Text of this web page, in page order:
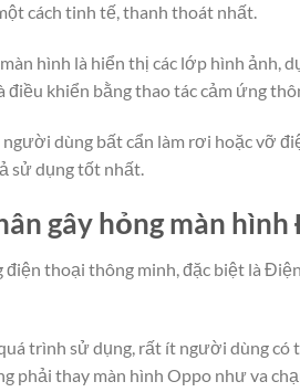
cách tinh tế, thanh thoát nhất.
hình là hiển thị các lớp hình ảnh,
khiển bằng thao tác cảm ứng
dùng bất cẩn làm rơi hoặc vỡ
sử dụng tốt nhất.
gây hỏng màn
điện thoại thông minh, đặc biệt là
trình sử dụng, rất ít người dùng
phải thay màn hình Oppo như va